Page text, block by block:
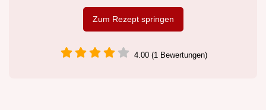
Zum Rezept springen
4.00 (1 Bewertungen)